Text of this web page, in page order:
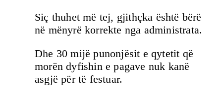
Siç thuhet më tej, gjithçka është bërë
në mënyrë korrekte nga administrata.
Dhe 30 mijë punonjësit e qytetit që
morën dyfishin e pagave nuk kanë
asgjë për të festuar.